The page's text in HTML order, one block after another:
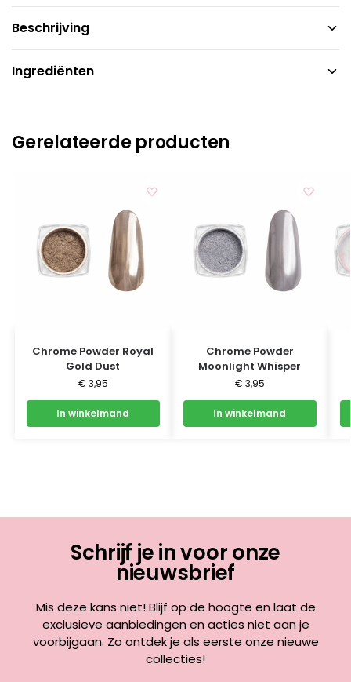
Beschrijving
Ingrediënten
Gerelateerde producten
Chrome Powder Royal
Gold Dust
€ 3,95
In winkelmand
Chrome Powder
Moonlight Whisper
€ 3,95
In winkelmand
Schrijf je in voor onze
nieuwsbrief
Mis deze kans niet! Blijf op de hoogte en laat de
exclusieve aanbiedingen en acties niet aan je
voorbijgaan. Zo ontdek je als eerste onze nieuwe
collecties!